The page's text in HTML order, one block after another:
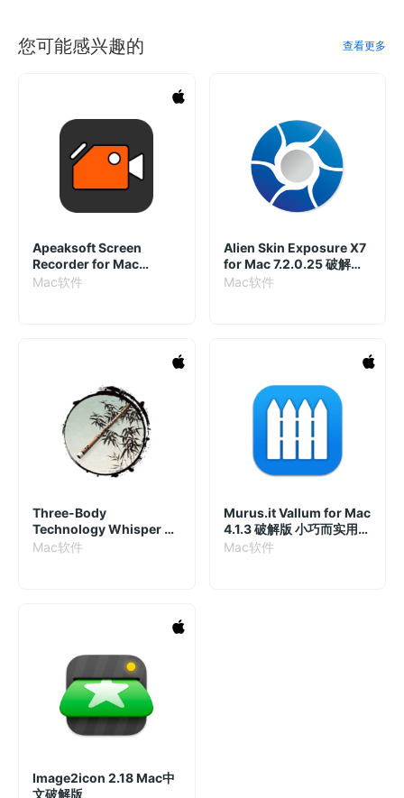
您可能感兴趣的 查看更多
Apeaksoft Screen
Recorder for Mac
2.2.32.5145 破解版 屏幕
Mac软件
Alien Skin Exposure X7
for Mac 7.2.0.25 破解版
PS/LR胶片滤镜模拟调色
Mac软件
Three-Body
Technology Whisper of
Loong 1.6.0 新雨曲笛音
Mac软件
Murus.it Vallum for Mac
4.1.3 破解版 小巧而实用的
防火墙工具
Mac软件
Image2icon 2.18 Mac中
文破解版